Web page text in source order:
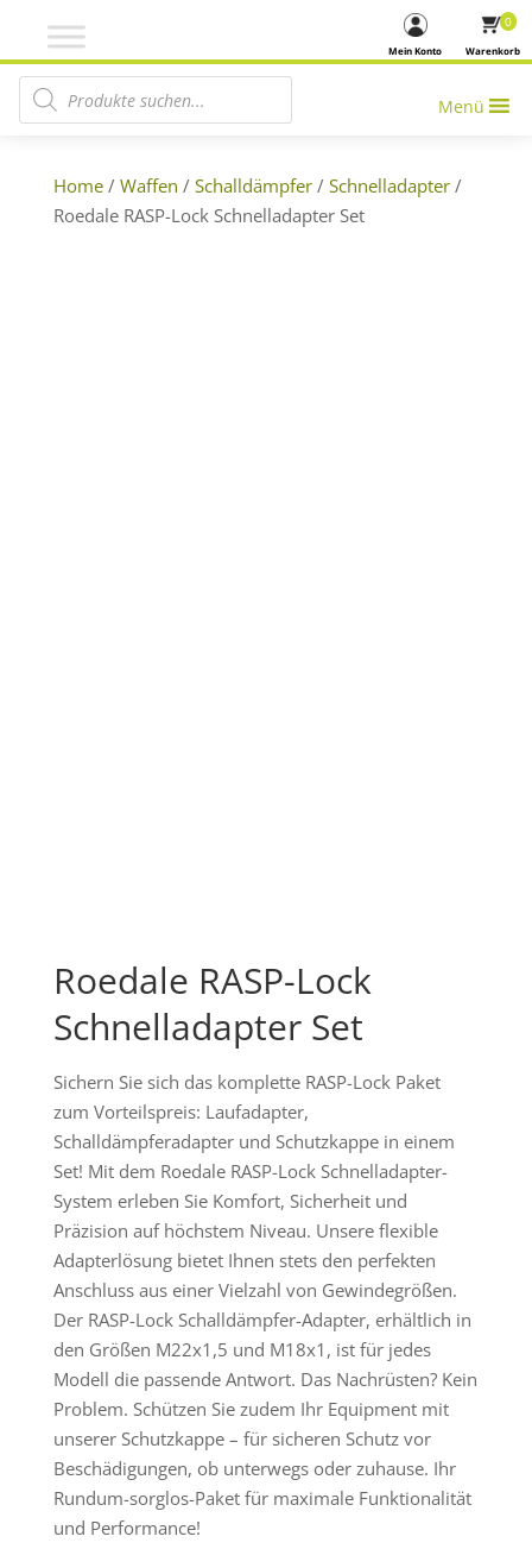
Warenkorb
0
Mein Konto
Products search
Menü
Home/ Waffen / Schalldämpfer/ Schnelladapter/
Roedale RASP-Lock Schnelladapter Set
Roedale RASP-Lock
Schnelladapter Set
Sichern Sie sich das komplette RASP-Lock Paket
zum Vorteilspreis: Laufadapter,
Schalldämpferadapter und Schutzkappe in einem
Set! Mit dem Roedale RASP-Lock Schnelladapter-
System erleben Sie Komfort, Sicherheit und
Präzision auf höchstem Niveau. Unsere flexible
Adapterlösung bietet Ihnen stets den perfekten
Anschluss aus einer Vielzahl von Gewindegrößen.
Der RASP-Lock Schalldämpfer-Adapter, erhältlich in
den Größen M22x1,5 und M18x1, ist für jedes
Modell die passende Antwort. Das Nachrüsten? Kein
Problem. Schützen Sie zudem Ihr Equipment mit
unserer Schutzkappe – für sicheren Schutz vor
Beschädigungen, ob unterwegs oder zuhause. Ihr
Rundum-sorglos-Paket für maximale Funktionalität
und Performance!